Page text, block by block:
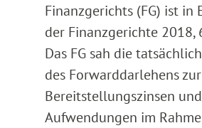
Finanzgerichts (FG) ist in
der Finanzgerichte
Das FG sah die
des Forwarddarlehens
Bereitstellungszinsen
Aufwendungen im